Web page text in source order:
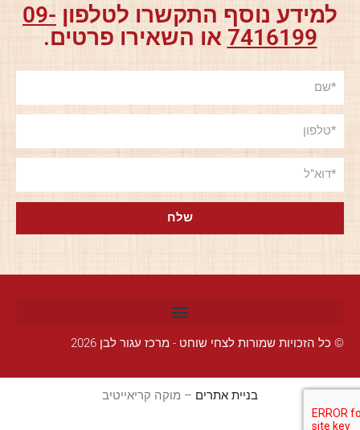
למידע נוסף התקשרו לטלפון 09-
7416199או השאירו פרטים.
שלח
© כל הזכויות שמורות לצחי שוחט - מרכז עגור לבן 2026
בניית אתרים – מוקה קריאייטיב